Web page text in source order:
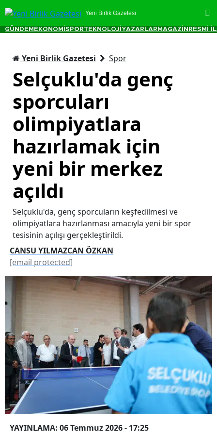
Yeni Birlik Gazetesi
GÜNDEM EKONOMİ SPORTEKNOLOJİ YAZARLAR MAGAZİN RESMİ
Yeni Birlik Gazetesi Spor
Selçuklu'da genç
sporcuları
olimpiyatlara
hazırlamak için
yeni bir merkez
açıldı
Selçuklu'da, genç sporcuların keşfedilmesi ve
olimpiyatlara hazırlanması amacıyla yeni bir spor
tesisinin açılışı gerçekleştirildi.
CANSU YILMAZCAN ÖZKAN
[email protected]
YAYINLAMA: 06 Temmuz 2026 - 17:25